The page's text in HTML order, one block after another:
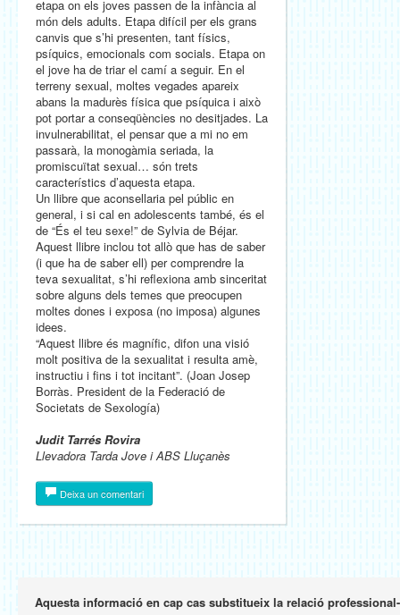
etapa on els joves passen de la infància al
món dels adults. Etapa difícil per els grans
canvis que s’hi presenten, tant físics,
psíquics, emocionals com socials. Etapa on
el jove ha de triar el camí a seguir. En el
terreny sexual, moltes vegades apareix
abans la madurès física que psíquica i això
pot portar a conseqüències no desitjades. La
invulnerabilitat, el pensar que a mi no em
passarà, la monogàmia seriada, la
promiscuïtat sexual… són trets
característics d’aquesta etapa.
Un llibre que aconsellaria pel públic en
general, i si cal en adolescents també, és el
de “És el teu sexe!” de Sylvia de Béjar.
Aquest llibre inclou tot allò que has de saber
(i que ha de saber ell) per comprendre la
teva sexualitat, s’hi reflexiona amb sinceritat
sobre alguns dels temes que preocupen
moltes dones i exposa (no imposa) algunes
idees.
“Aquest llibre és magnífic, difon una visió
molt positiva de la sexualitat i resulta amè,
instructiu i fins i tot incitant”. (Joan Josep
Borràs. President de la Federació de
Societats de Sexología)
Judit Tarrés Rovira
Llevadora Tarda Jove i ABS Lluçanès
Deixa un comentari
Aquesta informació en cap cas substitueix la relació